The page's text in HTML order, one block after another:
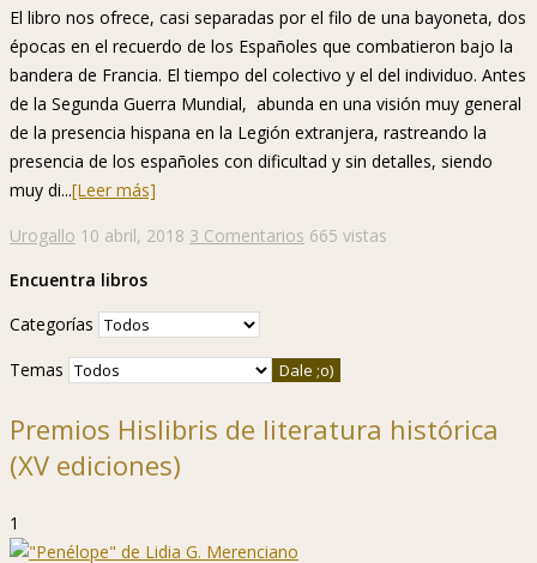
El libro nos ofrece, casi separadas por el filo de una bayoneta, dos
épocas en el recuerdo de los Españoles que combatieron bajo la
bandera de Francia. El tiempo del colectivo y el del individuo. Antes
de la Segunda Guerra Mundial, abunda en una visión muy general
de la presencia hispana en la Legión extranjera, rastreando la
presencia de los españoles con dificultad y sin detalles, siendo
muy di...[Leer más]
Urogallo 10 abril, 2018 3 Comentarios 665 vistas
Encuentra libros
Categorías
Temas
Premios Hislibris de literatura histórica
(XV ediciones)
1